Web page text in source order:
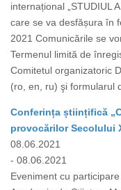
internațional „STUDIUL
care se va desfășura în
2021 Comunicările se
Termenul limită de
Comitetul organizatoric
(ro, en, ru) şi formularul
Conferința științifică
provocărilor Secolului
08.06.2021
- 08.06.2021
Eveniment cu